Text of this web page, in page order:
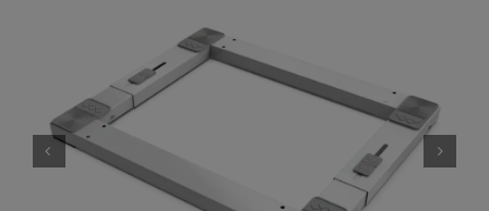
Φούρνος – Κουζίνα